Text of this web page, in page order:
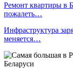
Ремонт квартиры в
пожалеть…
Инфраструктура
меняется…